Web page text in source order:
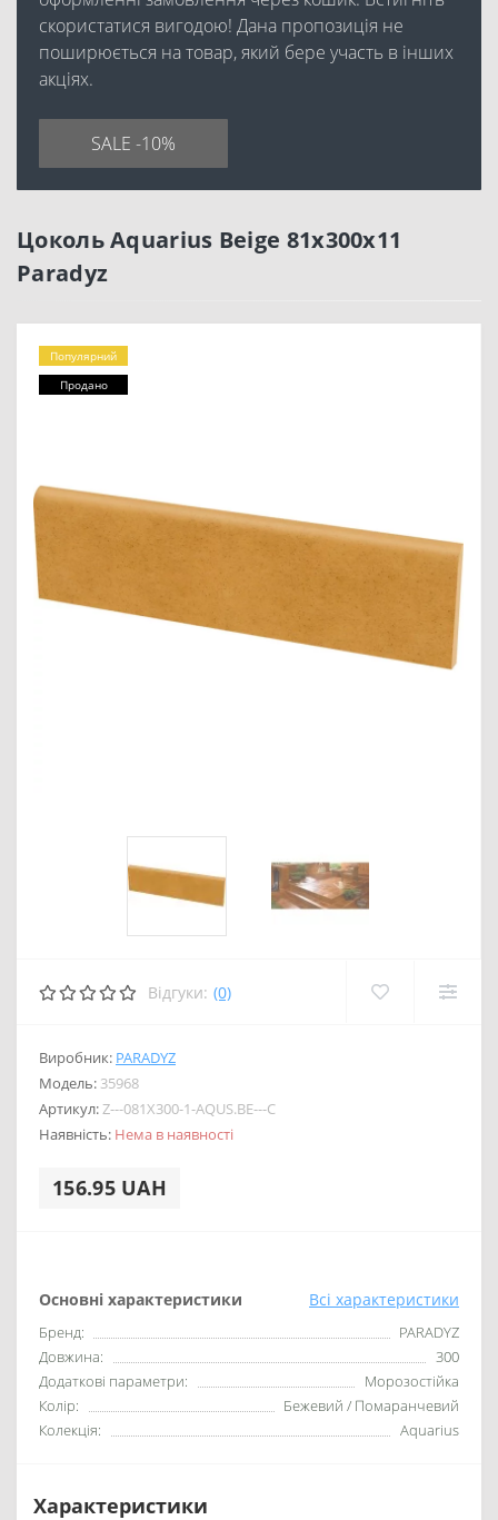
скористатися вигодою! Дана пропозиція не
поширюється на товар, який бере участь в інших
акціях.
SALE -10%
Цоколь Aquarius Beige 81x300x11
Paradyz
Популярний
Продано
Відгуки: (0)
Виробник: PARADYZ
Модель: 35968
Артикул:Z---081X300-1-AQUS.BE---C
Наявність: Нема в наявності
156.95 UAH
Основні характеристики Всі характеристики
Бренд:
PARADYZ
Довжина:
300
Додаткові параметри:
Морозостійка
Колір:
Бежевий / Помаранчевий
Колекція:
Aquarius
Характеристики